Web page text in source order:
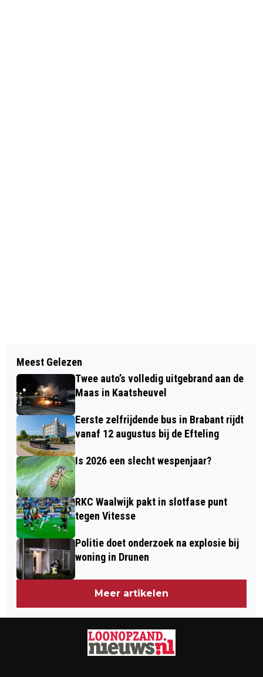
RKC WAALWIJK HAALT
VLEUGELAANVALLER AZZEDDINE
DKIDAK NAAR HET MANDEMAKERS
STADION
KAATSHEUVEL KRIJGT MODERN
SKATEPARK VOOR JONG EN OUD
Meest Gelezen
Twee auto’s volledig uitgebrand aan de
Maas in Kaatsheuvel
Eerste zelfrijdende bus in Brabant rijdt
vanaf 12 augustus bij de Efteling
Is 2026 een slecht wespenjaar?
RKC Waalwijk pakt in slotfase punt
tegen Vitesse
Politie doet onderzoek na explosie bij
woning in Drunen
Meer artikelen